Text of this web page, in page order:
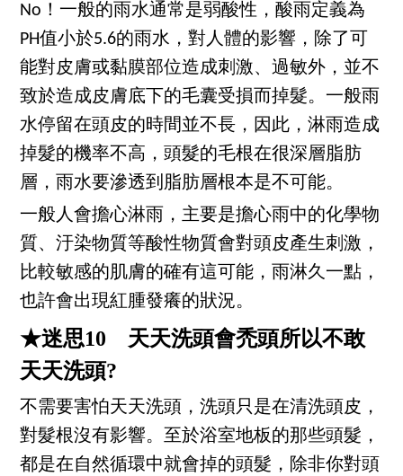
No！一般的雨水通常是弱酸性，酸雨定義為
PH值小於5.6的雨水，對人體的影響，除了可
能對皮膚或黏膜部位造成刺激、過敏外，並不
致於造成皮膚底下的毛囊受損而掉髮。一般雨
水停留在頭皮的時間並不長，因此，淋雨造成
掉髮的機率不高，頭髮的毛根在很深層脂肪
層，雨水要滲透到脂肪層根本是不可能。
一般人會擔心淋雨，主要是擔心雨中的化學物
質、汙染物質等酸性物質會對頭皮產生刺激，
比較敏感的肌膚的確有這可能，雨淋久一點，
也許會出現紅腫發癢的狀況。
★迷思10 天天洗頭會禿頭所以不敢
天天洗頭?
不需要害怕天天洗頭，洗頭只是在清洗頭皮，
對髮根沒有影響。至於浴室地板的那些頭髮，
都是在自然循環中就會掉的頭髮，除非你對頭